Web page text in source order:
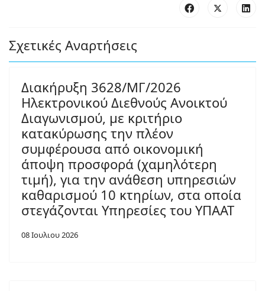
Σχετικές Αναρτήσεις
Διακήρυξη 3628/ΜΓ/2026
Ηλεκτρονικού Διεθνούς Ανοικτού
Διαγωνισμού, με κριτήριο
κατακύρωσης την πλέον
συμφέρουσα από οικονομική
άποψη προσφορά (χαμηλότερη
τιμή), για την ανάθεση υπηρεσιών
καθαρισμού 10 κτηρίων, στα οποία
στεγάζονται Υπηρεσίες του ΥΠΑΑΤ
08 Ιουλιου 2026